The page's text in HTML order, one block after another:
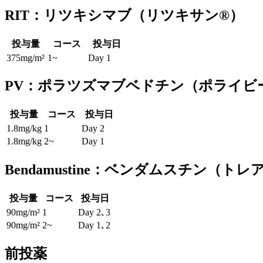
RIT：リツキシマブ（リツキサン®）
投与量 コース
投与日
375mg/m² 1~ Day 1
PV：ポラツズマブベドチン（ポライビ
投与量 コース
投与日
1.8mg/kg 1
Day 2
1.8mg/kg 2~ Day 1
Bendamustine：ベンダムスチン（トレ
投与量 コース
投与日
90mg/m² 1
Day 2､3
90mg/m² 2~ Day 1､2
前投薬